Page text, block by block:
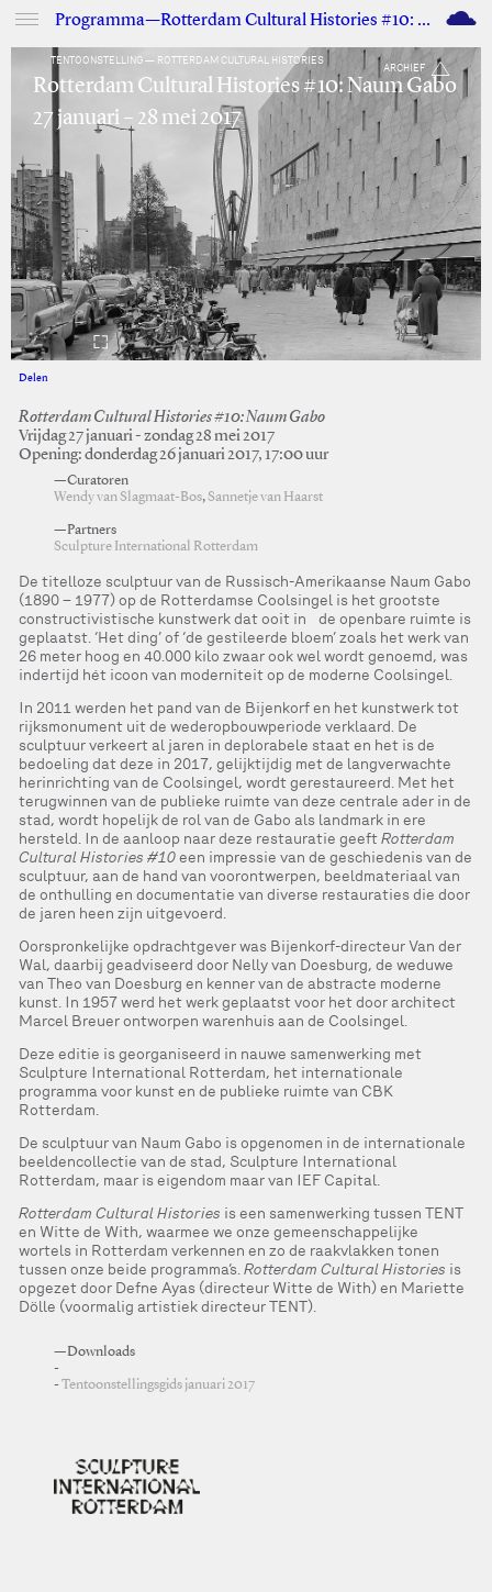
Programma—Rotterdam Cultural Histories #10: Naum Gabo M
TENTOONSTELLING — ROTTERDAM CULTURAL HISTORIES
ARCHIEF
Rotterdam Cultural Histories #10: Naum Gabo
27 januari – 28 mei 2017
Delen
Rotterdam Cultural Histories #10: Naum Gabo
Vrijdag 27 januari - zondag 28 mei 2017
Opening: donderdag 26 januari 2017, 17:00 uur
—Curatoren
Wendy van Slagmaat-Bos,Sannetje van Haarst
—Partners
Sculpture International Rotterdam
De titelloze sculptuur van de Russisch-Amerikaanse Naum Gabo
(1890 – 1977) op de Rotterdamse Coolsingel is het grootste
constructivistische kunstwerk dat ooit in de openbare ruimte is
geplaatst. ‘Het ding’ of ‘de gestileerde bloem’ zoals het werk van
26 meter hoog en 40.000 kilo zwaar ook wel wordt genoemd, was
indertijd hét icoon van moderniteit op de moderne Coolsingel.
In 2011 werden het pand van de Bijenkorf en het kunstwerk tot
rijksmonument uit de wederopbouwperiode verklaard. De
sculptuur verkeert al jaren in deplorabele staat en het is de
bedoeling dat deze in 2017, gelijktijdig met de langverwachte
herinrichting van de Coolsingel, wordt gerestaureerd. Met het
terugwinnen van de publieke ruimte van deze centrale ader in de
stad, wordt hopelijk de rol van de Gabo als landmark in ere
hersteld. In de aanloop naar deze restauratie geeftRotterdam
Cultural Histories #10een impressie van de geschiedenis van de
sculptuur, aan de hand van voorontwerpen, beeldmateriaal van
de onthulling en documentatie van diverse restauraties die door
de jaren heen zijn uitgevoerd.
Oorspronkelijke opdrachtgever was Bijenkorf-directeur Van der
Wal, daarbij geadviseerd door Nelly van Doesburg, de weduwe
van Theo van Doesburg en kenner van de abstracte moderne
kunst. In 1957 werd het werk geplaatst voor het door architect
Marcel Breuer ontworpen warenhuis aan de Coolsingel.
Deze editie is georganiseerd in nauwe samenwerking met
Sculpture International Rotterdam, het internationale
programma voor kunst en de publieke ruimte van CBK
Rotterdam.
De sculptuur van Naum Gabo is opgenomen in de internationale
beeldencollectie van de stad, Sculpture International
Rotterdam, maar is eigendom maar van IEF Capital.
Rotterdam Cultural Histories is een samenwerking tussen TENT
en Witte de With, waarmee we onze gemeenschappelijke
wortels in Rotterdam verkennen en zo de raakvlakken tonen
tussen onze beide programma’s.Rotterdam Cultural Histories is
opgezet door Defne Ayas (directeur Witte de With) en Mariette
Dölle (voormalig artistiek directeur TENT).
—Downloads
Tentoonstellingsgids januari 2017